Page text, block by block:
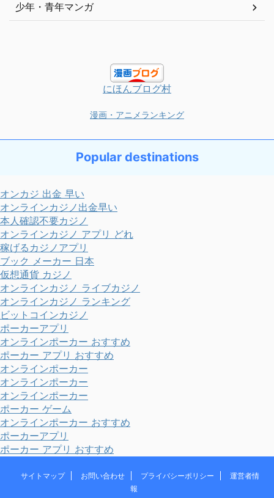
少年・青年マンガ
にほんブログ村
漫画・アニメランキング
Popular destinations
オンカジ 出金 早い
オンラインカジノ出金早い
本人確認不要カジノ
オンラインカジノ アプリ どれ
稼げるカジノアプリ
ブック メーカー 日本
仮想通貨 カジノ
オンラインカジノ ライブカジノ
オンラインカジノ ランキング
ビットコインカジノ
ポーカーアプリ
オンラインポーカー おすすめ
ポーカー アプリ おすすめ
オンラインポーカー
オンラインポーカー
オンラインポーカー
ポーカー ゲーム
オンラインポーカー おすすめ
ポーカーアプリ
ポーカー アプリ おすすめ
サイトマップ お問い合わせ プライバシーポリシー
運営者情
報